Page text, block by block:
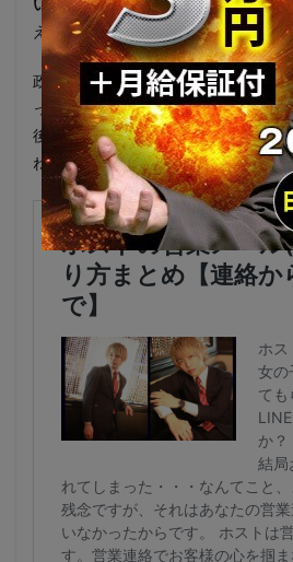
い ものの、「まだまだ俺は、あきら
えている可能性もあります。
政治家、芸能人、芸術家、クリエイ
っても実力さえあれば、いくらでも
後、澤村容疑者がどのような動きを
ね。